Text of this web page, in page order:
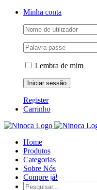
Skip
Facebook
Instagram
YouTubeMinha conta
Lembra de mim
Register
Carrinho
Home
Produtos
Categorias
Sobre Nós
Compre já!
Pesquisar